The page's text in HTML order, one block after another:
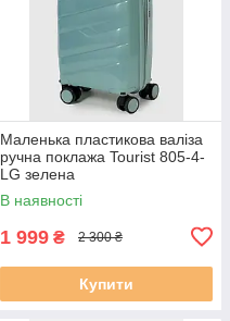
Маленька пластикова валіза
ручна поклажа Tourist 805-4-
LG зелена
В наявності
1 999 ₴ 2 300 ₴
Купити